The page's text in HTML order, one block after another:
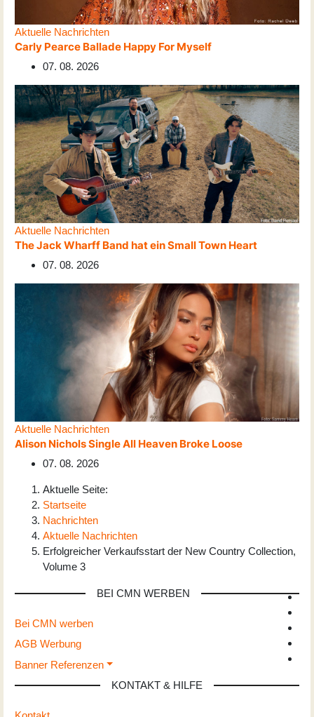
Aktuelle Nachrichten
Carly Pearce Ballade Happy For Myself
07. 08. 2026
Aktuelle Nachrichten
The Jack Wharff Band hat ein Small Town Heart
07. 08. 2026
Aktuelle Nachrichten
Alison Nichols Single All Heaven Broke Loose
07. 08. 2026
Aktuelle Seite:
Startseite
Nachrichten
Aktuelle Nachrichten
Erfolgreicher Verkaufsstart der New Country Collection,
Volume 3
BEI CMN WERBEN
Bei CMN werben
AGB Werbung
Banner Referenzen
KONTAKT & HILFE